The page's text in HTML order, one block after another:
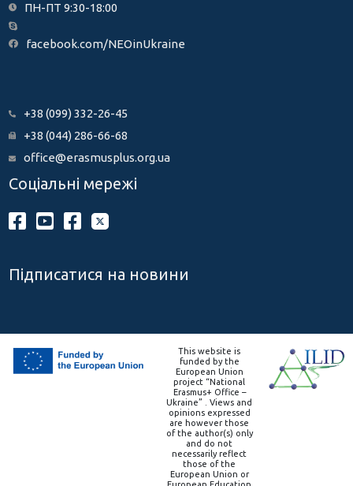
ПН-ПТ 9:30-18:00
facebook.com/NEOinUkraine
+38 (099) 332-26-45
+38 (044) 286-66-68
office@erasmusplus.org.ua
Соціальні мережі
Підписатися на новини
This website is
funded by the
European Union
project “National
Erasmus+ Office –
Ukraine” . Views and
opinions expressed
are however those
of the author(s) only
and do not
necessarily reflect
those of the
European Union or